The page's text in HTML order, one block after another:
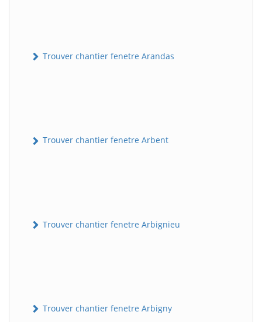
Trouver chantier fenetre Arandas
Trouver chantier fenetre Arbent
Trouver chantier fenetre Arbignieu
Trouver chantier fenetre Arbigny